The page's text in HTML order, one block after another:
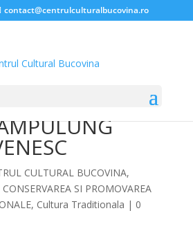
contact@centrulculturalbucovina.ro
BUCOVINENE
CULTURAL BUCOVINA,
SI PROMOVAREA
, Cultura Traditionala | 0